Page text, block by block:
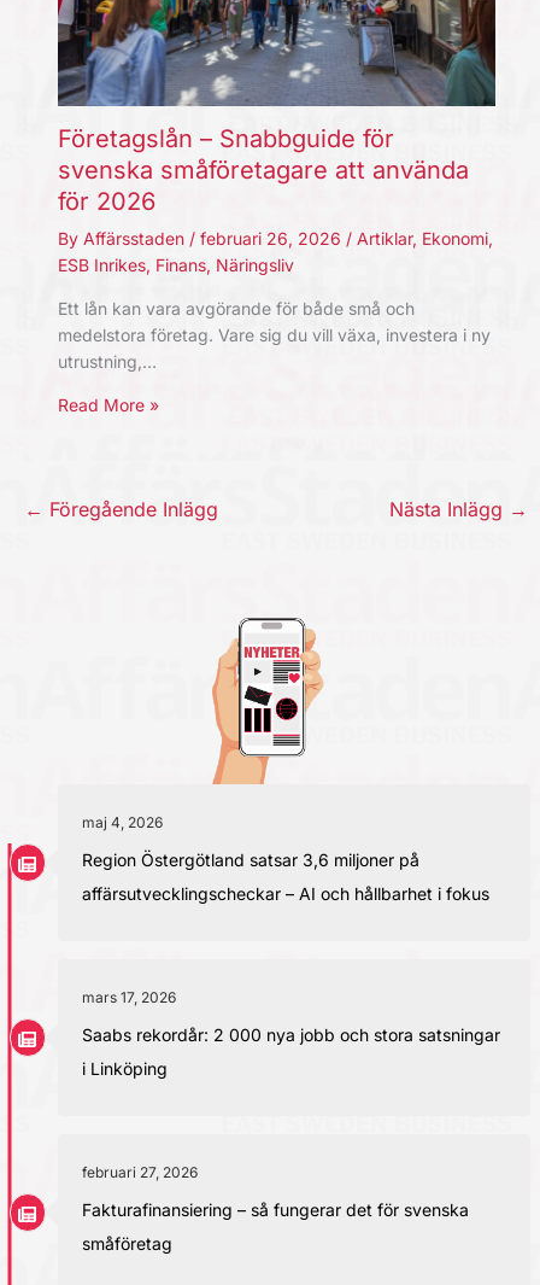
Företagslån – Snabbguide för
svenska småföretagare att använda
för 2026
By Affärsstaden / februari 26, 2026 / Artiklar, Ekonomi,
ESB Inrikes, Finans, Näringsliv
Ett lån kan vara avgörande för både små och
medelstora företag. Vare sig du vill växa, investera i ny
utrustning,…
Read More »
← Föregående Inlägg Nästa Inlägg →
maj 4, 2026
Region Östergötland satsar 3,6 miljoner på
affärsutvecklingscheckar – AI och hållbarhet i fokus
mars 17, 2026
Saabs rekordår: 2 000 nya jobb och stora satsningar
i Linköping
februari 27, 2026
Fakturafinansiering – så fungerar det för svenska
småföretag